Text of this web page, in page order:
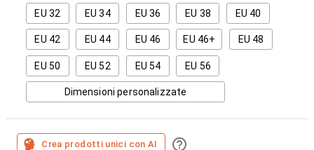
EU 32 EU 34 EU 36 EU 38 EU 40
EU 42 EU 44 EU 46 EU 46+ EU 48
EU 50 EU 52 EU 54 EU 56
Dimensioni personalizzate
Crea prodotti unici con AI